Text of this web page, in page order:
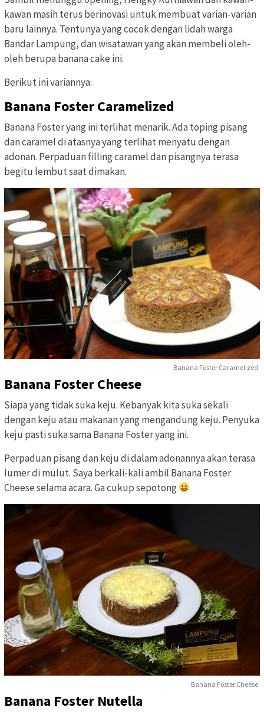
kawan masih terus berinovasi untuk membuat varian-varian
baru lainnya. Tentunya yang cocok dengan lidah warga
Bandar Lampung, dan wisatawan yang akan membeli oleh-
oleh berupa banana cake ini.
Berikut ini variannya:
Banana Foster Caramelized
Banana Foster yang ini terlihat menarik. Ada toping pisang
dan caramel di atasnya yang terlihat menyatu dengan
adonan. Perpaduan filling caramel dan pisangnya terasa
begitu lembut saat dimakan.
Banana Foster Caramelized.
Banana Foster Cheese
Siapa yang tidak suka keju. Kebanyak kita suka sekali
dengan keju atau makanan yang mengandung keju. Penyuka
keju pasti suka sama Banana Foster yang ini.
Perpaduan pisang dan keju di dalam adonannya akan terasa
lumer di mulut. Saya berkali-kali ambil Banana Foster
Cheese selama acara. Ga cukup sepotong
Banana Foster Cheese.
Banana Foster Nutella